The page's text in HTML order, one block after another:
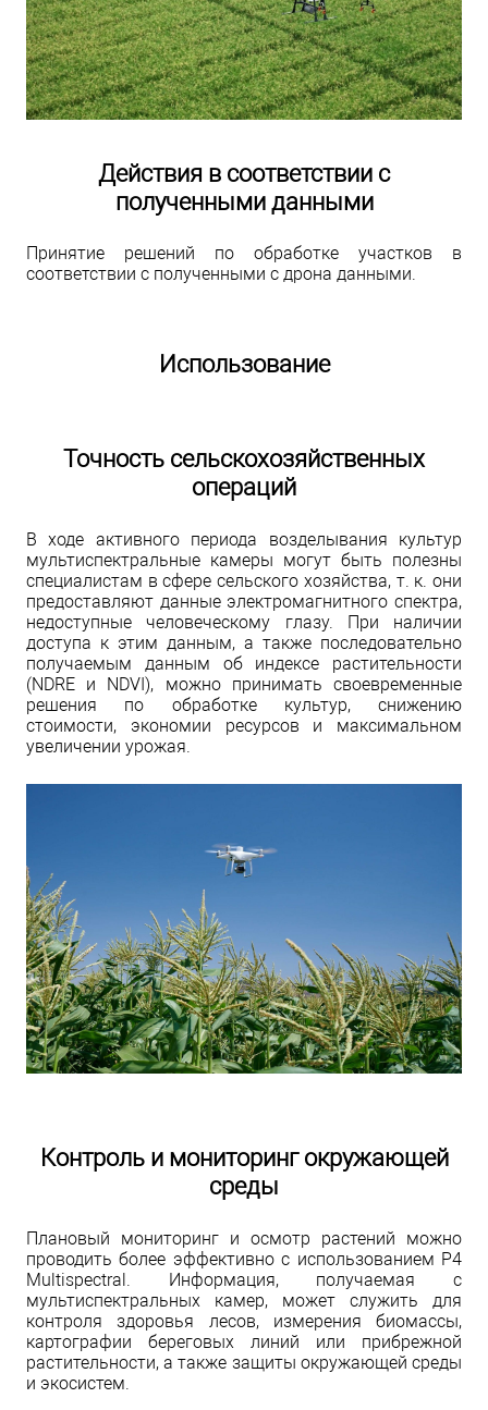
Действия в соответствии с
полученными данными
Принятие решений по обработке участков в
соответствии с полученными с дрона данными.
Использование
Точность сельскохозяйственных
операций
В ходе активного периода возделывания культур
мультиспектральные камеры могут быть полезны
специалистам в сфере сельского хозяйства, т. к. они
предоставляют данные электромагнитного спектра,
недоступные человеческому глазу. При наличии
доступа к этим данным, а также последовательно
получаемым данным об индексе растительности
(NDRE и NDVI), можно принимать своевременные
решения по обработке культур, снижению
стоимости, экономии ресурсов и максимальном
увеличении урожая.
Контроль и мониторинг окружающей
среды
Плановый мониторинг и осмотр растений можно
проводить более эффективно с использованием P4
Multispectral. Информация, получаемая с
мультиспектральных камер, может служить для
контроля здоровья лесов, измерения биомассы,
картографии береговых линий или прибрежной
растительности, а также защиты окружающей среды
и экосистем.